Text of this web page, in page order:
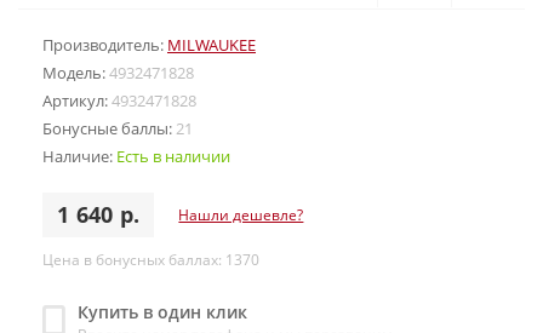
Производитель: MILWAUKEE
Модель:4932471828
Артикул:4932471828
Бонусные баллы:21
Наличие: Есть в наличии
1 640 р. Нашли дешевле?
Цена в бонусных баллах: 1370
Купить в один клик